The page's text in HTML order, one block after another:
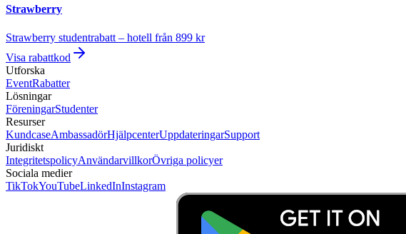
Strawberry
Strawberry studentrabatt – hotell från 899 kr
Visa rabattkod
Utforska
EventRabatter
Lösningar
FöreningarStudenter
Resurser
KundcaseAmbassadörHjälpcenterUppdateringarSupport
Juridiskt
IntegritetspolicyAnvändarvillkorÖvriga policyer
Sociala medier
TikTokYouTubeLinkedInInstagram